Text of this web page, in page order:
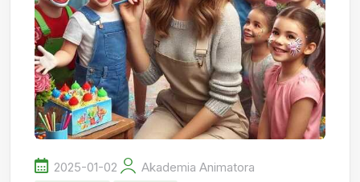
2025-01-02
Akademia Animatora